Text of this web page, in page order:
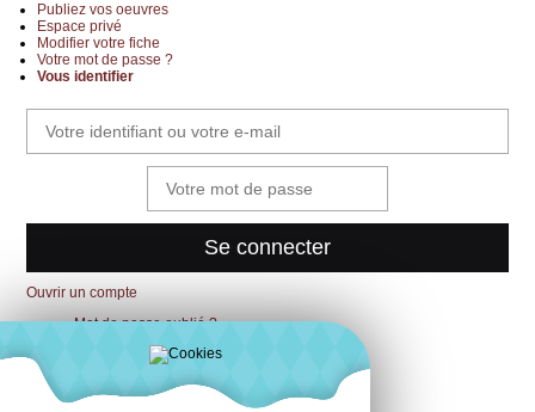
Publiez vos oeuvres
Espace privé
Modifier votre fiche
Votre mot de passe ?
Vous identifier
Ouvrir un compte
Mot de passe oublié ?